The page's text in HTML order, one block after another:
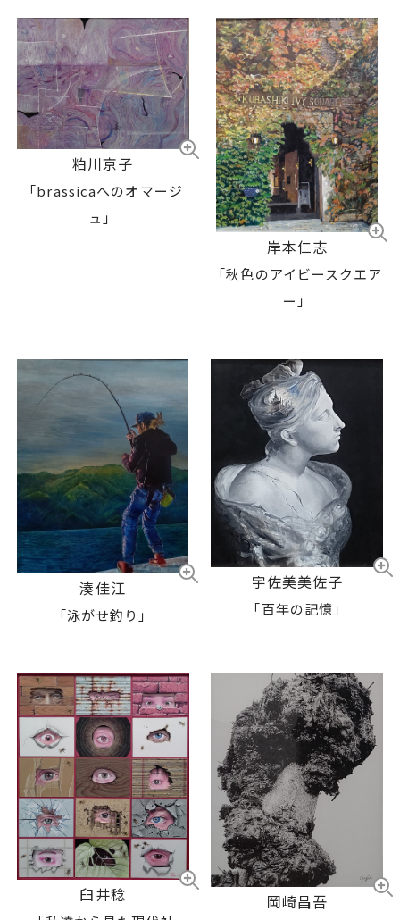
粕川京子
「brassicaへのオマージ
ュ」
岸本仁志
「秋色のアイビースクエア
ー」
湊佳江
「泳がせ釣り」
宇佐美美佐子
「百年の記憶」
臼井稔 岡崎昌吾